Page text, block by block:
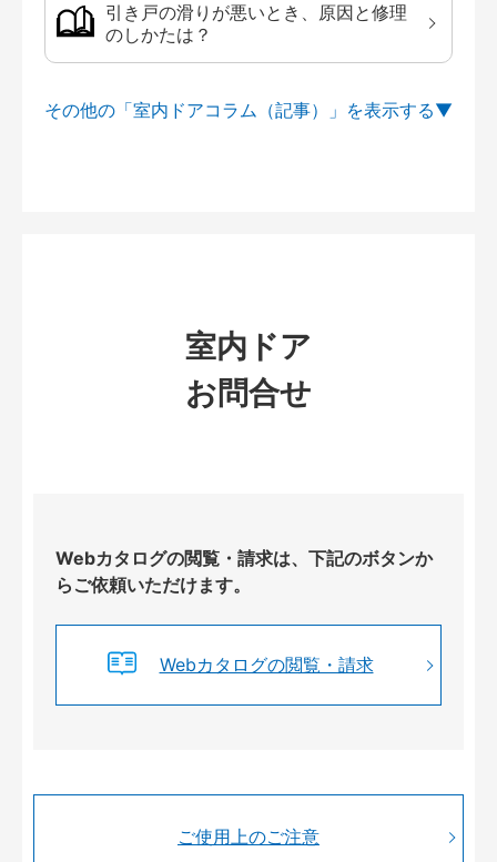
引き戸の滑りが悪いとき、原因と修理
のしかたは？
その他の「室内ドアコラム（記事）」を
室内ドア
お問合せ
Webカタログの閲覧・請求は、下記のボタンか
らご依頼いただけます。
Webカタログの閲覧・請求
ご使用上のご注意